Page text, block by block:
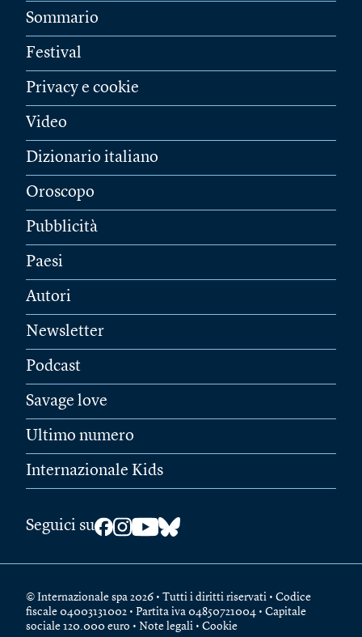
Sommario
Festival
Privacy e cookie
Video
Dizionario italiano
Oroscopo
Pubblicità
Paesi
Autori
Newsletter
Podcast
Savage love
Ultimo numero
Internazionale Kids
Seguici su
© Internazionale spa 2026 • Tutti i diritti riservati • Codice
fiscale 04003131002 • Partita iva 04850721004 • Capitale
sociale 120.000 euro • Note legali • Cookie